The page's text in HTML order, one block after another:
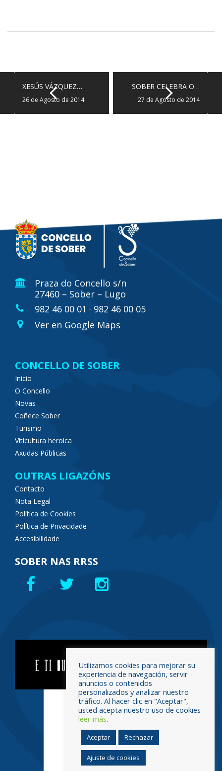
XESÚS VÁZQUEZ…
26 de Agosto de 2014
SOBER CELEBRA O…
27 de Agosto de 2014
Praza do Concello s/n
27460 – Sober – Lugo
982 46 00 01 · 982 46 00 05
Ver en Google Maps
CONCELLO DE SOBER
Inicio
O Concello
Novas
Coñece Sober
Turismo
Viticultura heroica
Axudas Públicas
OUTRAS LIGAZÓNS
Contacto
Nota Legal
Política de Cookies
Política de Privacidade
Accesibilidade
SOBER NAS RRSS
Utilizamos cookies para mejorar su
experiencia de navegación, servir
anuncios o contenidos
personalizados y analizar nuestro
tráfico. Al hacer clic en "Aceptar",
usted acepta nuestro uso de cookies
leer más.
Aceptar Rechazar
Ajuste de cookies